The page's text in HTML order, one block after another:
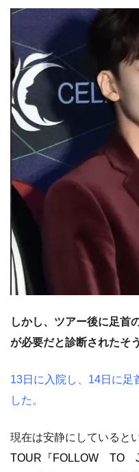
しかし、ツアー後に足首
が必要だと診断されたそ
13日に入院し、14日に足
した。
現在は安静にしていると
TOUR『FOLLOW TO